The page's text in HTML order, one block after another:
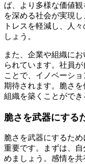
ば、より多様な価値
を深める社会が実現
トレスを軽減し、人
しょう。
また、企業や組織に
られています。社員
ことで、イノベーシ
期待されます。脆さ
組織を築くことができ
脆さを武器にする
脆さを武器にするた
重要です。まずは、
めましょう。感情を